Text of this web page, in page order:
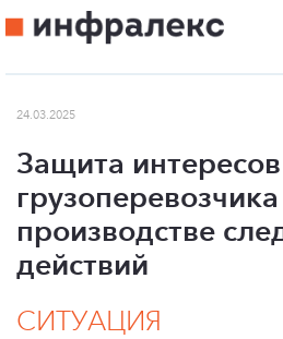
24.03.2025
Защита
производстве
действий
СИТУАЦИЯ